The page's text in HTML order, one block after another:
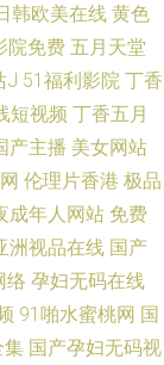
韩欧美在线 黄色
院免费 五月天堂
J 51福利影院 丁香
短视频 丁香五月
产主播 美女网站
伦理片香港 极品
成年人网站 免费
洲视品在线 国产
络 孕妇无码在线
91啪水蜜桃网 国
集 国产孕妇无码视